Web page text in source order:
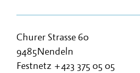
Churer Strasse 60
9485Nendeln
Festnetz +423 375 05 05